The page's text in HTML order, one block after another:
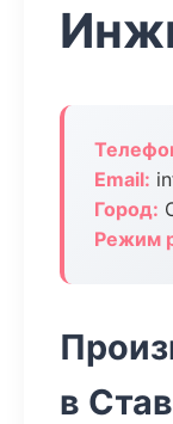
Email:
Город:
Режим
в